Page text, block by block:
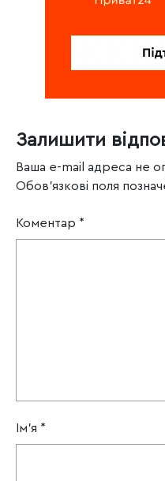
Залишити
Ваша e-mail адреса не
Обов’язкові поля
Коментар *
Ім'я *